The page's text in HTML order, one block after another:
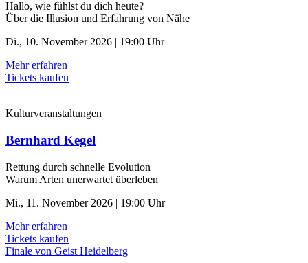
Hallo, wie fühlst du dich heute?
Über die Illusion und Erfahrung von Nähe
Di., 10. November 2026 | 19:00 Uhr
Mehr erfahren
Tickets kaufen
Kulturveranstaltungen
Bernhard Kegel
Rettung durch schnelle ­Evolution
Warum Arten unerwartet überleben
Mi., 11. November 2026 | 19:00 Uhr
Mehr erfahren
Tickets kaufen
Finale von Geist Heidelberg